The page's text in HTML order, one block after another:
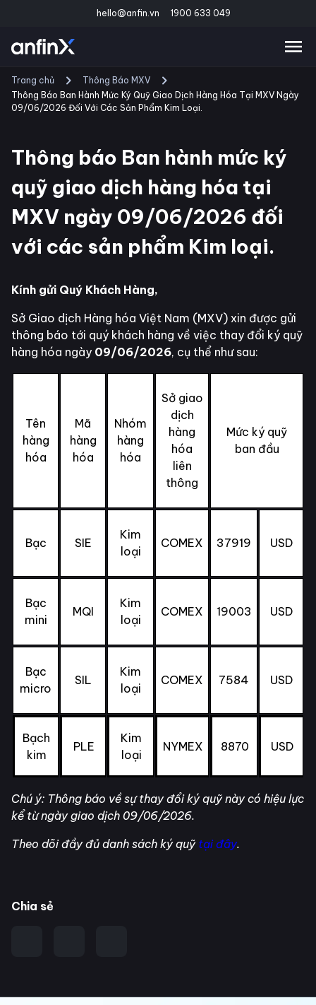
hello@anfin.vn 1900 633 049
Trang chủ
Thông Báo MXV
Thông Báo Ban Hành Mức Ký Quỹ Giao Dịch Hàng Hóa Tại MXV Ngày
09/06/2026 Đối Với Các Sản Phẩm Kim Loại.
Thông báo Ban hành mức ký
quỹ giao dịch hàng hóa tại
MXV ngày 09/06/2026 đối
với các sản phẩm Kim loại.
Kính gửi Quý Khách Hàng,
Sở Giao dịch Hàng hóa Việt Nam (MXV) xin được gửi
thông báo tới quý khách hàng về việc thay đổi ký quỹ
hàng hóa ngày 09/06/2026, cụ thể như sau:
Tên
hàng
hóa
Mã
hàng
hóa
Nhóm
hàng
hóa
Sở giao
dịch
hàng
hóa
liên
thông
Mức ký quỹ
ban đầu
Bạc SIE
Kim
loại
COMEX 37919 USD
Bạc
mini
MQI
Kim
loại
COMEX 19003 USD
Bạc
micro
SIL
Kim
loại
COMEX 7584 USD
Bạch
kim
PLE
Kim
loại
NYMEX 8870 USD
Chú ý: Thông báo về sự thay đổi ký quỹ này có hiệu lực
kể từ ngày giao dịch 09/06/2026.
Theo dõi đầy đủ danh sách ký quỹ tại đây.
Chia sẻ